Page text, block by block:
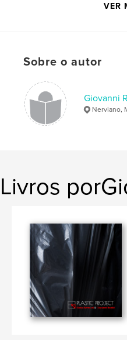
IdiomaItalian
Rombi Street
VER
Sobre o autor
Giovanni
Nerviano,
Livros